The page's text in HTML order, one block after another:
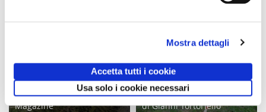
Mostra dettagli
Accetta tutti i cookie
Usa solo i cookie necessari
di Redazione Cralt
Magazine
COPERTINA
Meeting delle famiglie
Cralt 2025: continuano le
attività
di Gianni Tortoriello